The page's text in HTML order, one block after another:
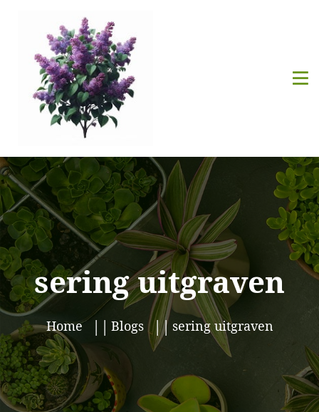
sering uitgraven
Home Blogs sering uitgraven